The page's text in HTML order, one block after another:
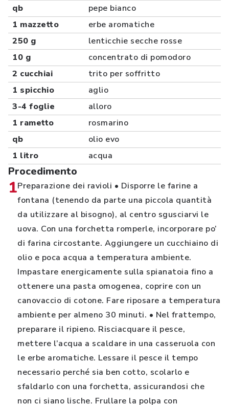
qb
pepe bianco
1 mazzetto
erbe aromatiche
250 g
lenticchie secche rosse
10 g
concentrato di pomodoro
2 cucchiai
trito per soffritto
1 spicchio
aglio
3-4 foglie
alloro
1 rametto
rosmarino
qb
olio evo
1 litro
acqua
Procedimento
1Preparazione dei ravioli • Disporre le farine a
fontana (tenendo da parte una piccola quantità
da utilizzare al bisogno), al centro sgusciarvi le
uova. Con una forchetta romperle, incorporare po’
di farina circostante. Aggiungere un cucchiaino di
olio e poca acqua a temperatura ambiente.
Impastare energicamente sulla spianatoia fino a
ottenere una pasta omogenea, coprire con un
canovaccio di cotone. Fare riposare a temperatura
ambiente per almeno 30 minuti. • Nel frattempo,
preparare il ripieno. Risciacquare il pesce,
mettere l’acqua a scaldare in una casseruola con
le erbe aromatiche. Lessare il pesce il tempo
necessario perché sia ben cotto, scolarlo e
sfaldarlo con una forchetta, assicurandosi che
non ci siano lische. Frullare la polpa con